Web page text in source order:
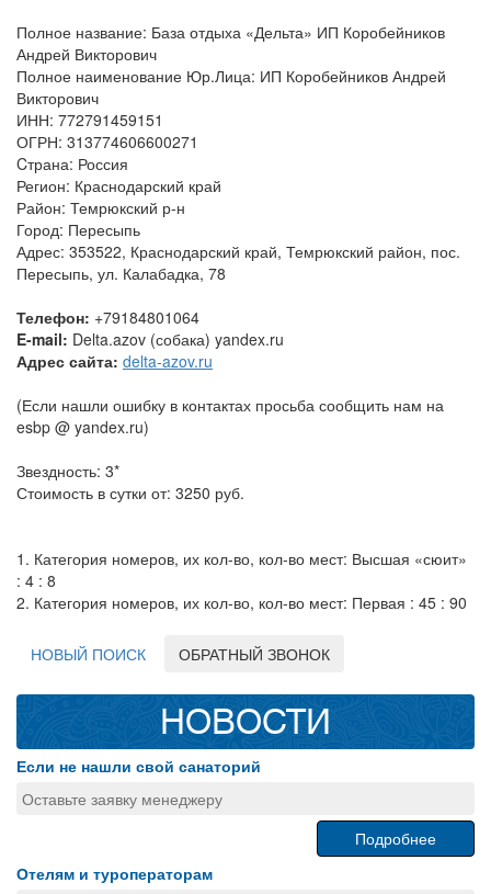
Полное название: База отдыха «Дельта» ИП Коробейников
Андрей Викторович
Полное наименование Юр.Лица: ИП Коробейников Андрей
Викторович
ИНН: 772791459151
ОГРН: 313774606600271
Cтрана: Россия
Регион: Краснодарский край
Район: Темрюкский р-н
Город: Пересыпь
Адрес: 353522, Краснодарский край, Темрюкский район, пос.
Пересыпь, ул. Калабадка, 78
Телефон: +79184801064
E-mail: Delta.azov (собака) yandex.ru
Адрес сайта: delta-azov.ru
(Если нашли ошибку в контактах просьба сообщить нам на
esbp @ yandex.ru)
Звездность: 3*
Стоимость в сутки от: 3250 руб.
1. Категория номеров, их кол-во, кол-во мест: Высшая «сюит»
: 4 : 8
2. Категория номеров, их кол-во, кол-во мест: Первая : 45 : 90
НОВЫЙ ПОИСК ОБРАТНЫЙ ЗВОНОК
НОВОСТИ
Если не нашли свой санаторий
Оставьте заявку менеджеру
Подробнее
Отелям и туроператорам